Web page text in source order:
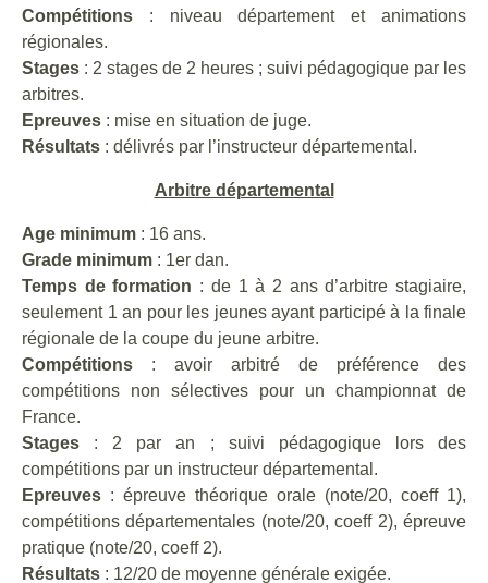
Compétitions : niveau département et animations
régionales.
Stages : 2 stages de 2 heures ; suivi pédagogique par les
arbitres.
Epreuves : mise en situation de juge.
Résultats : délivrés par l’instructeur départemental.
Arbitre départemental
Age minimum : 16 ans.
Grade minimum : 1er dan.
Temps de formation : de 1 à 2 ans d’arbitre stagiaire,
seulement 1 an pour les jeunes ayant participé à la finale
régionale de la coupe du jeune arbitre.
Compétitions : avoir arbitré de préférence des
compétitions non sélectives pour un championnat de
France.
Stages : 2 par an ; suivi pédagogique lors des
compétitions par un instructeur départemental.
Epreuves : épreuve théorique orale (note/20, coeff 1),
compétitions départementales (note/20, coeff 2), épreuve
pratique (note/20, coeff 2).
Résultats : 12/20 de moyenne générale exigée.